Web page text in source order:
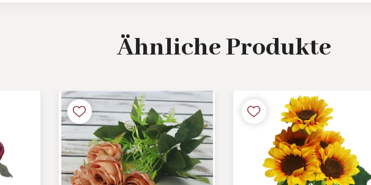
ÄhnlicheProdukte